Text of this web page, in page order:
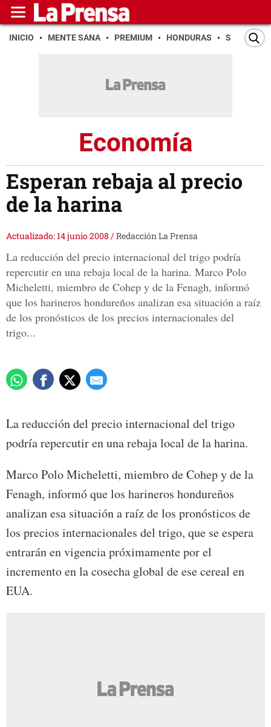
INICIO MENTE SANA PREMIUM HONDURAS SAN PEDRO
Economía
Esperan rebaja al precio
de la harina
Actualizado: 14 junio 2008 /Redacción La Prensa
La reducción del precio internacional del trigo podría
repercutir en una rebaja local de la harina. Marco Polo
Micheletti, miembro de Cohep y de la Fenagh, informó
que los harineros hondureños analizan esa situación a raíz
de los pronósticos de los precios internacionales del
trigo...
La reducción del precio internacional del trigo
podría repercutir en una rebaja local de la harina.
Marco Polo Micheletti, miembro de Cohep y de la
Fenagh, informó que los harineros hondureños
analizan esa situación a raíz de los pronósticos de
los precios internacionales del trigo, que se espera
entrarán en vigencia próximamente por el
incremento en la cosecha global de ese cereal en
EUA.